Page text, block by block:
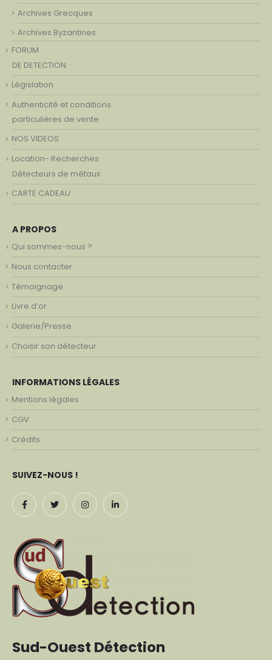
Archives Grecques
Archives Byzantines
FORUM
DE DETECTION
Législation
Authenticité et conditions
particulières de vente
NOS VIDEOS
Location- Recherches
Détecteurs de métaux
CARTE CADEAU
A PROPOS
Qui sommes-nous ?
Nous contacter
Témoignage
Livre d’or
Galerie/Presse
Choisir son détecteur
INFORMATIONS LÉGALES
Mentions légales
CGV
Crédits
SUIVEZ-NOUS !
Sud-Ouest Détection